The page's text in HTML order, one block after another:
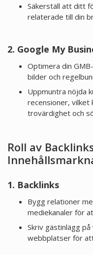
Säkerställ att ditt
relaterade till din
2. Google My
Optimera din
bilder och
Uppmuntra nöjda
recensioner,
trovärdighet och
Roll av
1. Backlinks
Bygg relationer
mediekanaler för
Skriv gästinlägg
webbplatser för